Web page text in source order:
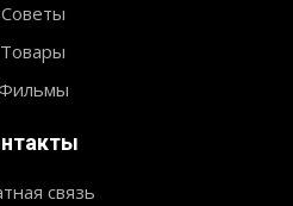
Советы
Товары
связь